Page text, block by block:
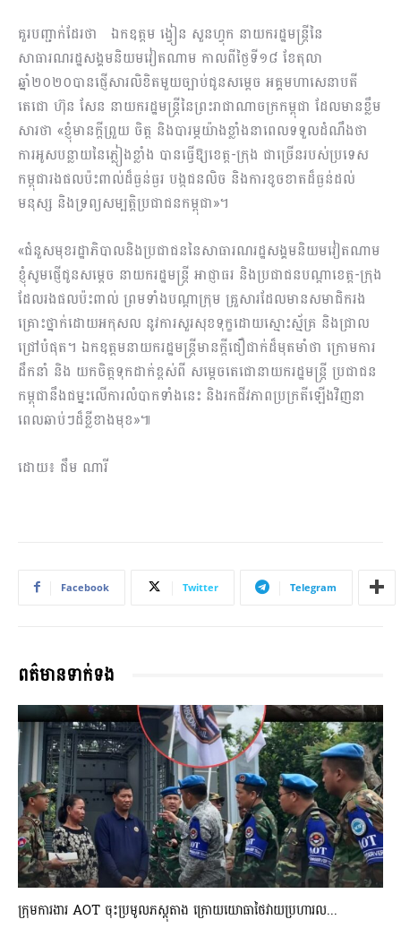
គួរបញ្ជាក់ដែរថា ឯកឧត្ដម ង្វៀន សួនហ្វុក នាយករដ្ឋមន្ត្រីនៃ
សាធារណរដ្ឋសង្គមនិយមវៀតណាម កាលពីថ្ងៃទី១៨ ខែតុលា
ឆ្នាំ២០២០បានផ្ញើសារលិខិតមួយច្បាប់ជូនសម្ដេច អគ្គមហាសេនាបតី
តេជោ ហ៊ុន សែន នាយករដ្ឋមន្ត្រីនៃព្រះរាជាណាចក្រកម្ពុជា ដែលមានខ្លឹម
សារថា «ខ្ញុំមានក្ដីព្រួយ ចិត្ត និងបារម្ភយ៉ាងខ្លាំងនាពេលទទួលដំណឹងថា
ការអូសបន្លាយនៃភ្លៀងខ្លាំង បានធ្វើឱ្យខេត្ត-ក្រុង ជាច្រើនរបស់ប្រទេស
កម្ពុជារងផលប៉ះពាល់ដ៏ធ្ងន់ធ្ងរ បង្កជនលិច និងការខូចខាតដ៏ធ្ងន់ដល់
មនុស្ស និងទ្រព្យសម្បត្តិប្រជាជនកម្ពុជា»។
«ជំនួសមុខរដ្ឋាភិបាលនិងប្រជាជននៃសាធារណរដ្ឋសង្គមនិយមវៀតណាម
ខ្ញុំសូមផ្ញើជូនសម្ដេច នាយករដ្ឋមន្ត្រី អាជ្ញាធរ និងប្រជាជនបណ្ដាខេត្ត-ក្រុង
ដែលរងផលប៉ះពាល់ ព្រមទាំងបណ្ដាក្រុម គ្រួសារដែលមានសមាជិករង
គ្រោះថ្នាក់ដោយអកុសល នូវការសួរសុខទុក្ខដោយស្មោះស្ម័គ្រ និងជា្រល
ជ្រៅបំផុត។ ឯកឧត្តមនាយករដ្ឋមន្រ្តីមានក្ដីជឿជាក់ដ៏មុតមាំថា ក្រោមការ
ដឹកនាំ និង យកចិត្តទុកដាក់ខ្ពស់ពី សម្ដេចតេជោនាយករដ្ឋមន្ត្រី ប្រជាជន
កម្ពុជានឹងជម្នះលើការលំបាកទាំងនេះ និងរកជីវភាពប្រក្រតីឡើងវិញនា
ពេលឆាប់ៗដ៏ខ្លីខាងមុខ»៕
ដោយ៖ ជឹម ណារី
Facebook Twitter Telegram
ពត៌មានទាក់ទង
ក្រុមការងារ AOT ចុះប្រមូលភស្តុតាង ក្រោយយោធាថៃវាយប្រហារល...